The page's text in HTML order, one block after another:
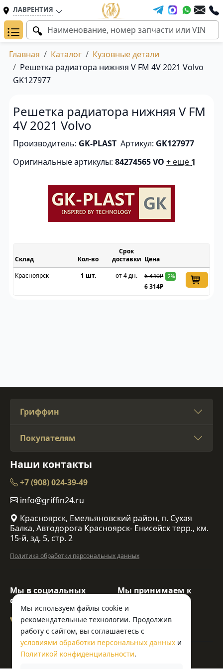
ЛАВРЕНТИЯ
Главная Каталог
Кузовные детали
Решетка радиатора нижняя V FM 4V 2021 Volvo
GK127977
Решетка радиатора нижняя V FM
4V 2021 Volvo
Производитель: GK-PLAST Артикул: GK127977
Оригинальные артикулы: 84274565 VO + ещё 1
Склад
Срок
доставки Цена
Красноярск
1 шт. от 4 дн. 6 440₽ -2%
6 314₽
Мы используем файлы cookie и
рекомендательные технологии. Продолжив
работу с сайтом, вы соглашаетесь с
условиями обработки персональных данных и
Политикой конфиденциальности.
Гриффин
Покупателям
Наши контакты
+7 (908) 024-39-49
info@griffin24.ru
Красноярск, Емельяновский район, п. Сухая
Балка, Автодорога Красноярск- Енисейск терр., км.
15-й, зд. 5, стр. 2
Политика обработки персональных данных
Мы в социальных
сетях:
Мы принимаем к
© ООО «Гриффин»